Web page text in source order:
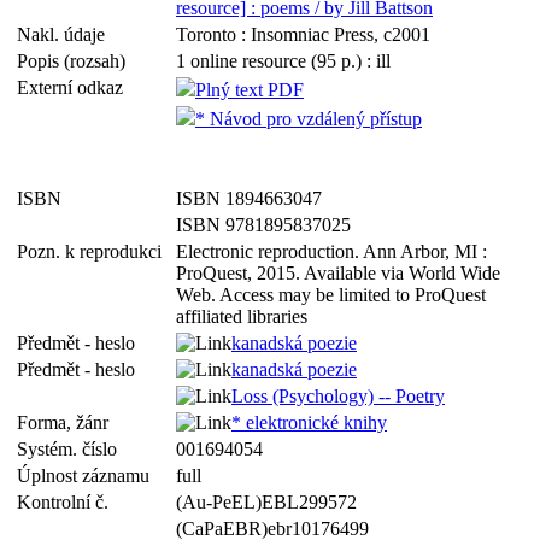
resource] : poems / by Jill Battson
Nakl. údaje
Toronto : Insomniac Press, c2001
Popis (rozsah)
1 online resource (95 p.) : ill
Externí odkaz
Plný text PDF
* Návod pro vzdálený přístup
ISBN
ISBN 1894663047
ISBN 9781895837025
Pozn. k reprodukci
Electronic reproduction. Ann Arbor, MI :
ProQuest, 2015. Available via World Wide
Web. Access may be limited to ProQuest
affiliated libraries
Předmět - heslo
kanadská poezie
Předmět - heslo
kanadská poezie
Loss (Psychology) -- Poetry
Forma, žánr
* elektronické knihy
Systém. číslo
001694054
Úplnost záznamu
full
Kontrolní č.
(Au-PeEL)EBL299572
(CaPaEBR)ebr10176499